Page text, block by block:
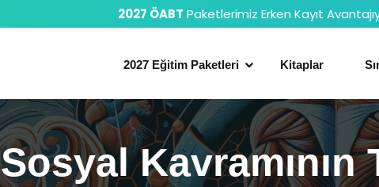
2027 ÖABT Paketlerimiz Erken Kayıt
2027 Eğitim Paketleri Kitaplar
Sosyal Kavramının